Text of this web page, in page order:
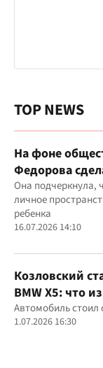
TOP NEWS
На фоне
Федорова
Она подчеркнула,
личное
ребенка
16.07.2026 14:10
Козловский
BMW X5: что
Автомобиль стоил
1.07.2026 16:30